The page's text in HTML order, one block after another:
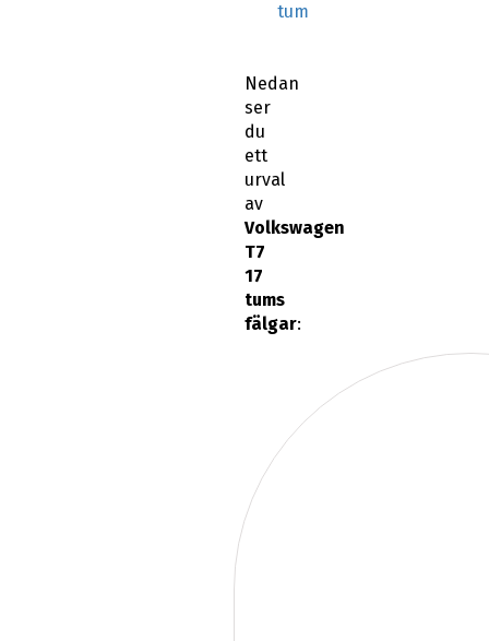
tum
Nedan
ser
du
ett
urval
av
Volkswagen
T7
17
tums
fälgar: